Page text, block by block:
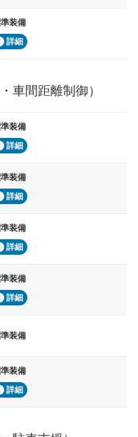
前車を追従するアダプティ
などが装備されています。
インテリジェンスパーキン
きに、運転者・同乗者を守
。
装備
詳細
車間距離制御）
装備
詳細
装備
詳細
装備
詳細
装備
詳細
装備
装備
詳細